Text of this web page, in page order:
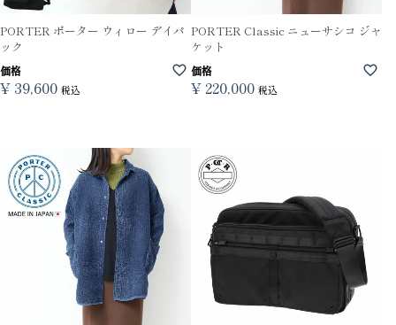
PORTER ポーター ウィロー デイパ
ック
価格
¥ 39,600 税込
PORTER Classic ニューサシコ ジャ
ケット
価格
¥ 220,000 税込